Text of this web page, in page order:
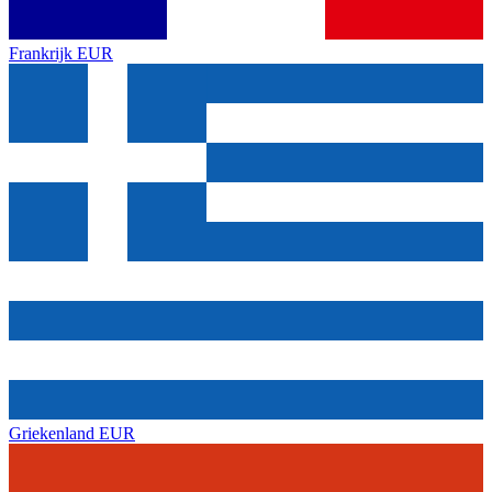
Frankrijk EUR
Griekenland EUR